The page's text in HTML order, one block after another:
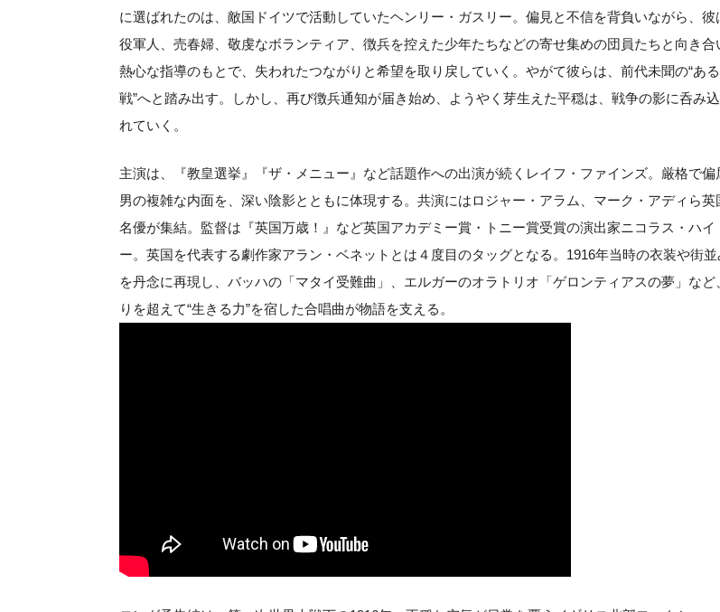
に選ばれたのは、敵国ドイツで活動していたヘンリー・ガスリー。偏見と不信を背負いながら、彼
役軍人、売春婦、敬虔なボランティア、徴兵を控えた少年たちなどの寄せ集めの団員たちと向き合
熱心な指導のもとで、失われたつながりと希望を取り戻していく。やがて彼らは、前代未聞の“あ
戦”へと踏み出す。しかし、再び徴兵通知が届き始め、ようやく芽生えた平穏は、戦争の影に呑み込
れていく。
主演は、『教皇選挙』『ザ・メニュー』など話題作への出演が続くレイフ・ファインズ。厳格で偏
男の複雑な内面を、深い陰影とともに体現する。共演にはロジャー・アラム、マーク・アディら英
名優が集結。監督は『英国万歳！』など英国アカデミー賞・トニー賞受賞の演出家ニコラス・ハイ
ー。英国を代表する劇作家アラン・ベネットとは４度目のタッグとなる。1916年当時の衣装や街並
を丹念に再現し、バッハの「マタイ受難曲」、エルガーのオラトリオ「ゲロンティアスの夢」など
りを超えて“生きる力”を宿した合唱曲が物語を支える。